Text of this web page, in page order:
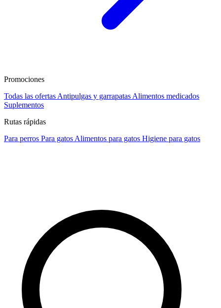
Promociones
Todas las ofertas Antipulgas y garrapatas Alimentos medicados
Suplementos
Rutas rápidas
Para perros Para gatos Alimentos para gatos Higiene para gatos